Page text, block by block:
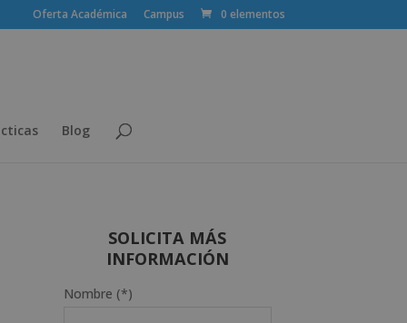
Oferta Académica Campus 0 elementos
Blog
SOLICITA MÁS
INFORMACIÓN
Nombre (*)